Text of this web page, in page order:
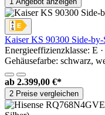
Kaiser KS 90300 Side-
Energieeffizienzklasse: E
Gehäusefarbe: schwarz,
ab 2.399,00 €*
2 Preise vergleichen